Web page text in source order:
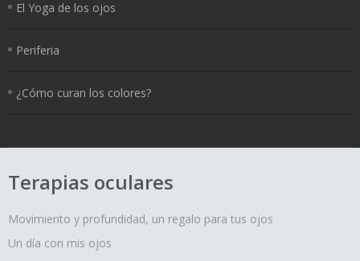
El Yoga de los ojos
Periferia
¿Cómo curan los colores?
Terapias oculares
Movimiento y profundidad, un regalo para tus ojos
Un día con mis ojos